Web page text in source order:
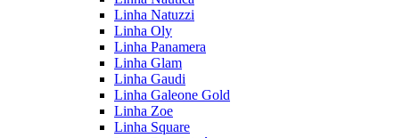
Linha Natuzzi
Linha Oly
Linha Panamera
Linha Glam
Linha Gaudi
Linha Galeone Gold
Linha Zoe
Linha Square